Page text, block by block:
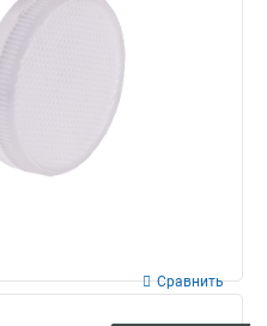
Сравнить